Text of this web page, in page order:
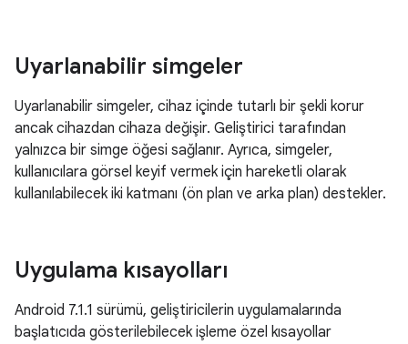
Uyarlanabilir simgeler
Uyarlanabilir simgeler, cihaz içinde tutarlı bir şekli korur
ancak cihazdan cihaza değişir. Geliştirici tarafından
yalnızca bir simge öğesi sağlanır. Ayrıca, simgeler,
kullanıcılara görsel keyif vermek için hareketli olarak
kullanılabilecek iki katmanı (ön plan ve arka plan) destekler.
Uygulama kısayolları
Android 7.1.1 sürümü, geliştiricilerin uygulamalarında
başlatıcıda gösterilebilecek işleme özel kısayollar